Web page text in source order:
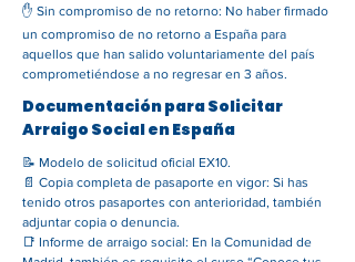
✋ Sin compromiso de no retorno: No haber firmado
un compromiso de no retorno a España para
aquellos que han salido voluntariamente del país
comprometiéndose a no regresar en 3 años.
Documentación para Solicitar
Arraigo Social en España
📝 Modelo de solicitud oficial EX10.
📄 Copia completa de pasaporte en vigor: Si has
tenido otros pasaportes con anterioridad, también
adjuntar copia o denuncia.
📑 Informe de arraigo social: En la Comunidad de